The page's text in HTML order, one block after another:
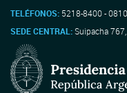
TELÉFONOS: 5218-8400 -
SEDE CENTRAL:Suipacha